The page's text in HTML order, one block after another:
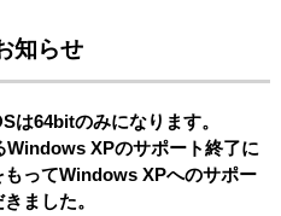
知らせ
は64bitのみになります。
XPのサポート終了に
ってWindows XPへのサポー
ました。